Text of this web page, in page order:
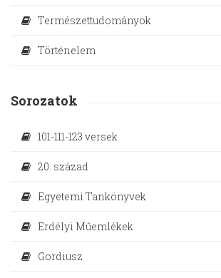
Természettudományok
Történelem
Sorozatok
101-111-123 versek
20. század
Egyetemi Tankönyvek
Erdélyi Műemlékek
Gordiusz